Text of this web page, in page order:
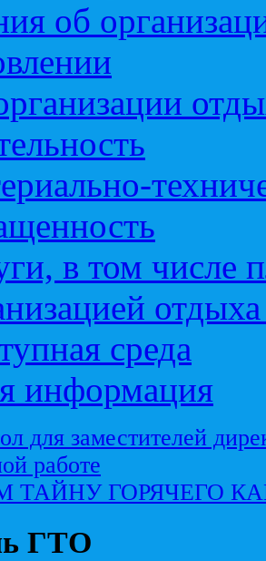
об
в том числе
среда
информация
для заместителей
работе
ТАЙНУ ГОРЯЧЕГО
ГТО